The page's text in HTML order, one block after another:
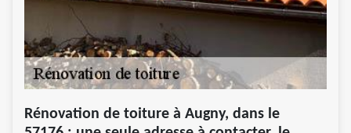
Rénovation de toiture à Augny, dans le